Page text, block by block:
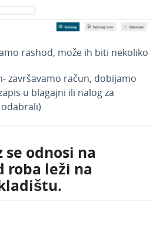
rashod, može ih biti nekoliko
završavamo račun, dobijamo
u blagajni ili nalog za
se odnosi na
roba leži na